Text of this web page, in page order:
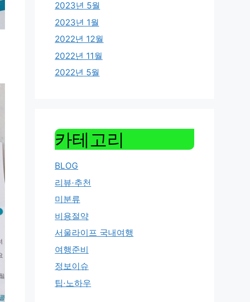
2023년 5월
2023년 1월
2022년 12월
2022년 11월
2022년 5월
카테고리
BLOG
리뷰·추천
미분류
비용절약
서울라이프 국내여행
여행준비
정보이슈
팁·노하우